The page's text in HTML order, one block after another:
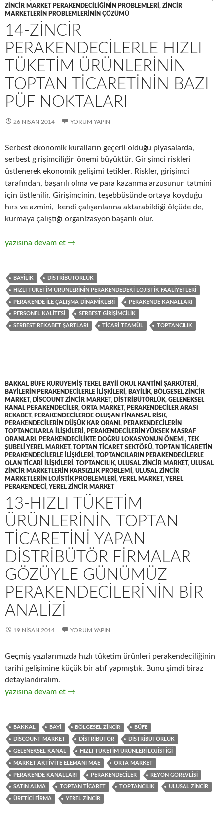
ZINCIR MARKET PERAKENDECILIĞININ PROBLEMLERI , ZINCIR
MARKETLERIN PROBLEMLERININ ÇÖZÜMÜ
14-ZINCIR
PERAKENDECILERLE HIZLI
TÜKETIM ÜRÜNLERININ
TOPTAN TICARETININ BAZI
PÜF NOKTALARI
26 NISAN 2014 YORUM YAPIN
Serbest ekonomik kuralların geçerli olduğu piyasalarda,
serbest girişimciliğin önemi büyüktür. Girişimci riskleri
üstlenerek ekonomik gelişimi tetikler. Riskler, girişimci
tarafından, başarılı olma ve para kazanma arzusunun tatmini
için üstlenilir. Girişimcinin, teşebbüsünde ortaya koyduğu
hırs ve azmini, kendi çalışanlarına aktarabildiği ölçüde de,
kurmaya çalıştığı organizasyon başarılı olur.
14-Zincir Perakendecilerle hızlı tüketim ürünlerinin toptan
yazısına devam et →
BAYILIK DISTRIBÜTÖRLÜK
HIZLI TÜKETIM ÜRÜNLERININ PERAKENDEDEKI LOJISTIK FAALIYETLERI
PERAKENDE ILE ÇALIŞMA DINAMIKLERI PERAKENDE KANALLARI
PERSONEL KALITESI SERBEST GIRIŞIMCILIK
SERBEST REKABET ŞARTLARI TICARI TEAMÜL TOPTANCILIK
BAKKAL BÜFE KURUYEMIŞ TEKEL BAYII OKUL KANTINI ŞARKÜTERI ,
BAYILERIN PERAKENDECILERLE ILIŞKILERI , BAYILIK, BÖLGESEL ZINCIR
MARKET, DISCOUNT ZINCIR MARKET, DISTRIBÜTÖRLÜK, GELENEKSEL
KANAL PERAKENDECILER, ORTA MARKET, PERAKENDECILER ARASI
REKABET, PERAKENDECILERDE OLUŞAN FINANSAL RISK,
PERAKENDECILERIN DÜŞÜK KAR ORANI , PERAKENDECILERIN
TOPTANCILARLA ILIŞKILERI , PERAKENDECILERIN YÜKSEK MASRAF
ORANLARI , PERAKENDECILIKTE DOĞRU LOKASYONUN ÖNEMI , TEK
ŞUBELI YEREL MARKET, TOPTAN TICARET SEKTÖRÜ, TOPTAN TICARETIN
PERAKENDECILERLE ILIŞKILERI , TOPTANCILARIN PERAKENDECILERLE
OLAN TICARI ILIŞKILERI , TOPTANCILIK, ULUSAL ZINCIR MARKET, ULUSAL
ZINCIR MARKETLERIN KARSIZLIK PROBLEMI , ULUSAL ZINCIR
MARKETLERIN LOJISTIK PROBLEMLERI ,YEREL MARKET,YEREL
PERAKENDECI ,YEREL ZINCIR MARKET
13-HIZLI TÜKETIM
ÜRÜNLERININ TOPTAN
TICARETINI YAPAN
DISTRIBÜTÖR FIRMALAR
GÖZÜYLE GÜNÜMÜZ
PERAKENDECILERININ BIR
ANALIZI
19 NISAN 2014 YORUM YAPIN
Geçmiş yazılarımızda hızlı tüketim ürünleri perakendeciliğinin
tarihi gelişimine küçük bir atıf yapmıştık. Bunu şimdi biraz
detaylandıralım.
13-Hızlı tüketim ürünlerinin toptan ticaretini yapan
yazısına devam et →
BAKKAL BAYI BÖLGESEL ZINCIR BÜFE
DISCOUNT MARKET DISTRIBÜTÖR DISTRIBÜTÖRLÜK
GELENEKSEL KANAL HIZLI TÜKETIM ÜRÜNLERI LOJISTIĞI
MARKET AKTIVITE ELEMANI MAE ORTA MARKET
PERAKENDE KANALLARI PERAKENDECILER REYON GÖREVLISI
SATIN ALMA TOPTAN TICARET TOPTANCILIK ULUSAL ZINCIR
ÜRETICI FIRMA YEREL ZINCIR